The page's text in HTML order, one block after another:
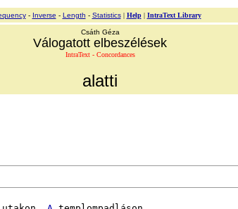
- Inverse - Length - Statistics| Help| IntraText Library
Csáth Géza
Válogatott elbeszélések
IntraText - Concordances
alatti